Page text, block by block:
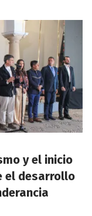
y el inicio
el desarrollo